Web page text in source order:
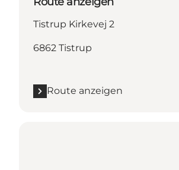
Tistrup Kirkevej 2
6862 Tistrup
Route anzeigen